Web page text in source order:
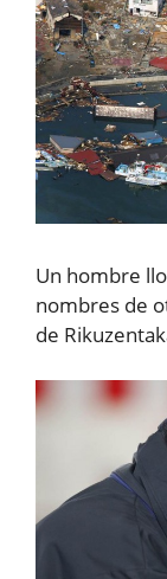
Un hombre
nombres de
de